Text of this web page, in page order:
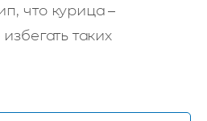
что курица –
таких